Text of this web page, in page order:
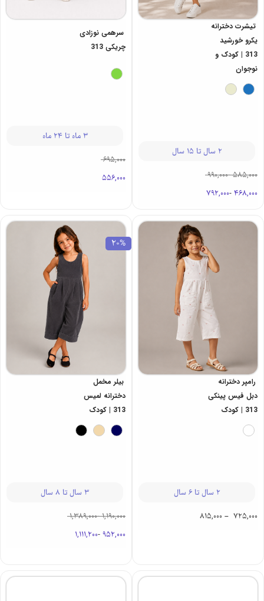
تیشرت دخترانه
یکرو خورشید
313 | کودک و
نوجوان
2 سال تا 15 سال
585,000
-
990,000
468,000
-
792,000
سرهمی نوزادی
چریکی 313
3 ماه تا 24 ماه
695,000
556,000
رامپر دخترانه
دبل فیس پینکی
313 | کودک
2 سال تا 6 سال
725,000
–
815,000
20%
بیلر مخمل
دخترانه لمیس
313 | کودک
3 سال تا 8 سال
1,190,000
-
1,389,000
952,000
-
1,111,200